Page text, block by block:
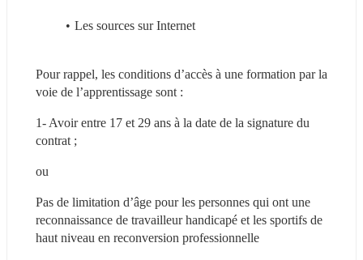
Les sources sur Internet
Pour rappel, les conditions d’accès à une formation par la
voie de l’apprentissage sont :
1- Avoir entre 17 et 29 ans à la date de la signature du
contrat ;
ou
Pas de limitation d’âge pour les personnes qui ont une
reconnaissance de travailleur handicapé et les sportifs de
haut niveau en reconversion professionnelle